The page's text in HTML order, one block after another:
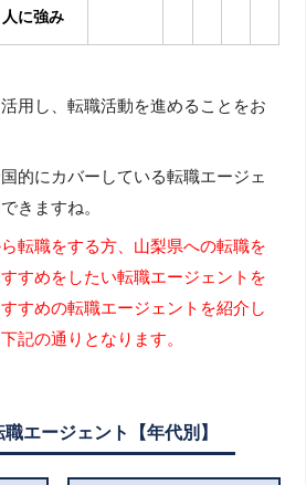
人に強み
用し、転職活動を進めることをお
的にカバーしている転職エージェ
きますね。
転職をする方、山梨県への転職を
すめをしたい転職エージェントを
すめの転職エージェントを紹介し
記の通りとなります。
エージェント【年代別】